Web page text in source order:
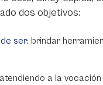
dos objetivos:
ser: brindar
atendiendo a la